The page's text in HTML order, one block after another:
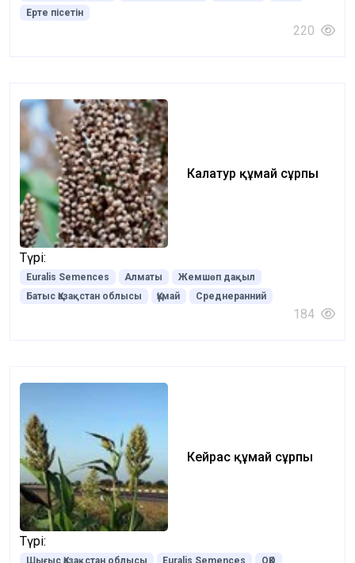
Ерте пісетін
220
Калатур құмай сұрпы
Түрі:
Euralis Semences Алматы
Жемшөп дақыл
Батыс Қазақстан облысы
Құмай Среднеранний
184
Кейрас құмай сұрпы
Түрі:
Шығыс Қазақстан облысы Euralis Semences
ОҚО